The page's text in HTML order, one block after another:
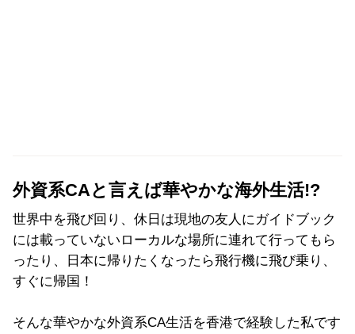
外資系CAと言えば華やかな海外生活!?
世界中を飛び回り、休日は現地の友人にガイドブック
には載っていないローカルな場所に連れて行ってもら
ったり、日本に帰りたくなったら飛行機に飛び乗り、
すぐに帰国！
そんな華やかな外資系CA生活を香港で経験した私です